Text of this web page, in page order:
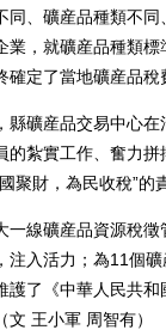
同、礦産品種類不
業，就礦産品種類
確定了當地礦産品稅
産品交易中心在
的紮實工作、奮力拼
聚財，為民收稅”的
礦産品資源稅徵
注入活力；為11個
護了《中華人民共
王小軍 周智有）